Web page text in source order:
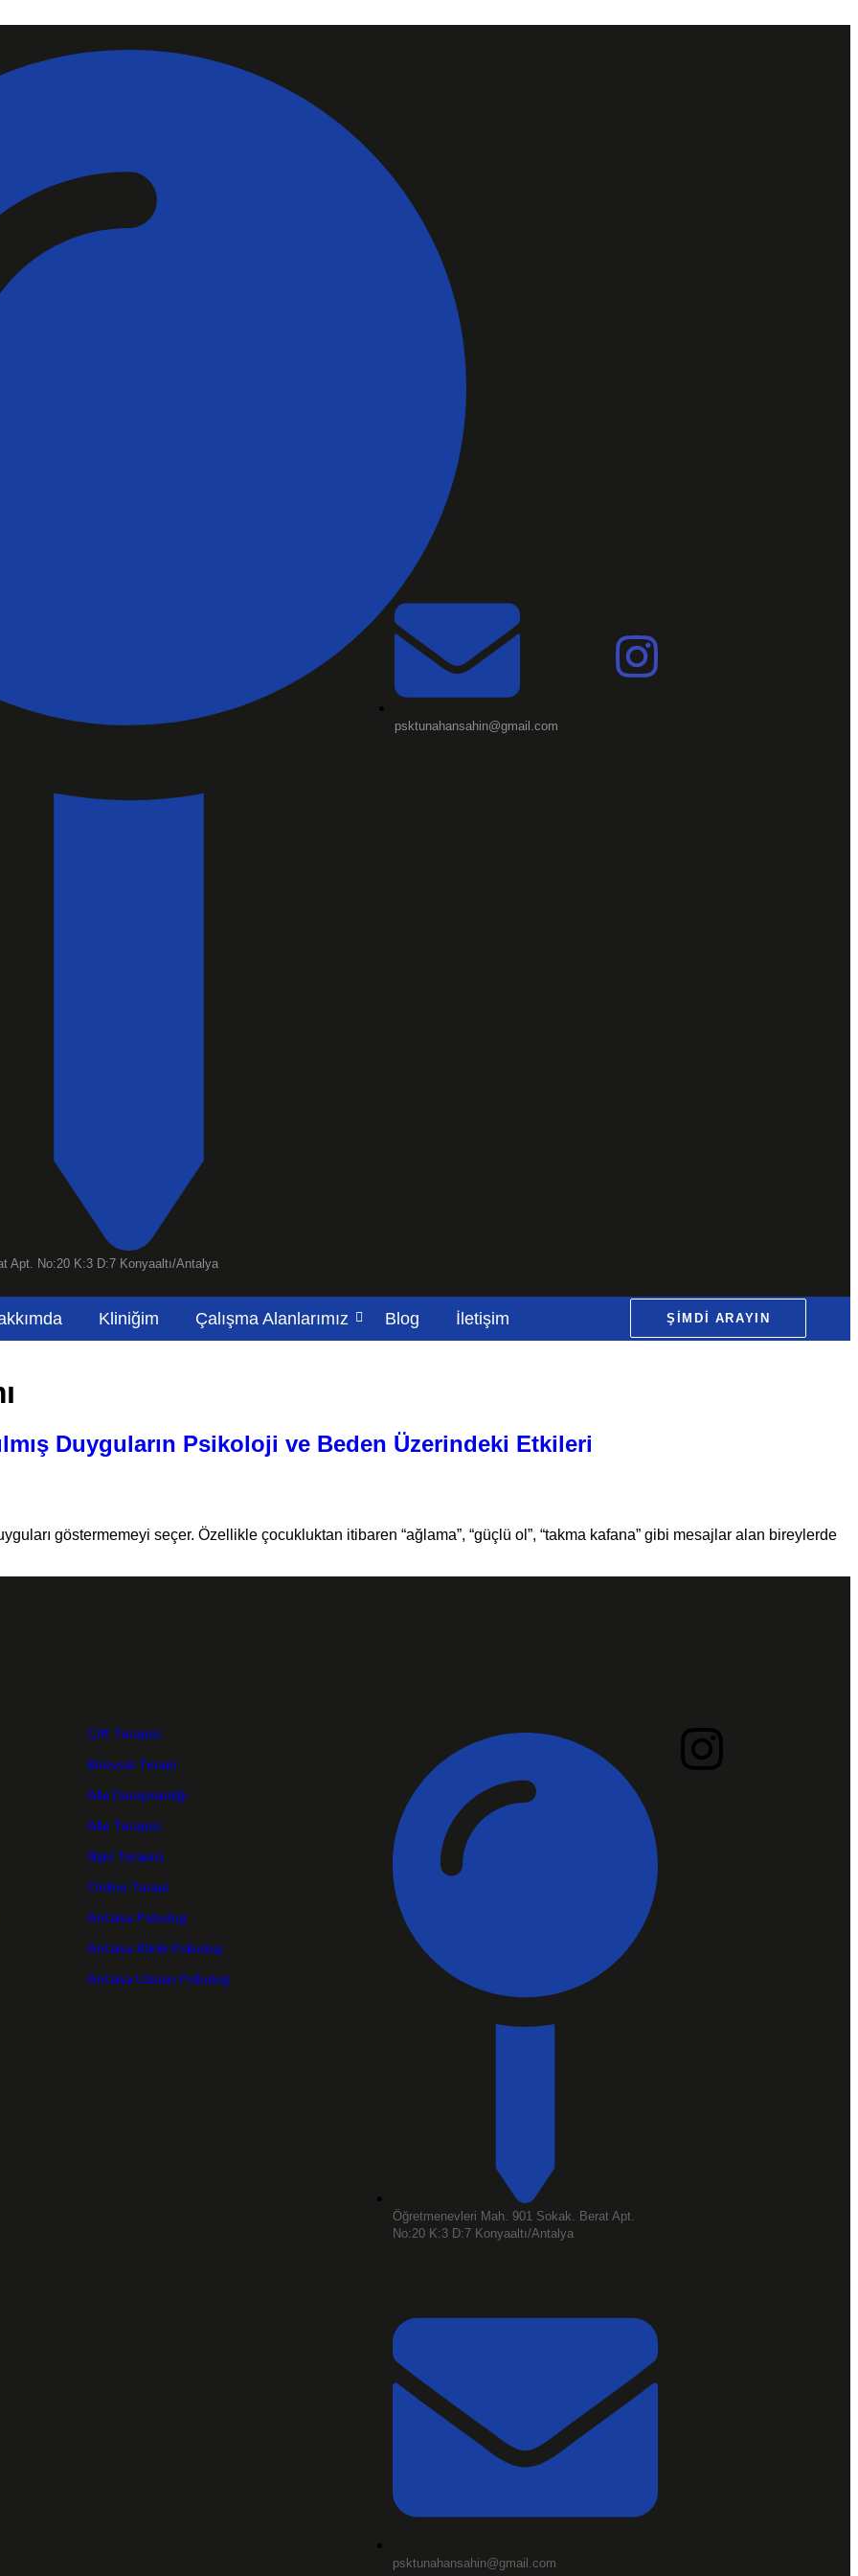
Apt. No:20 K:3 D:7 Konyaaltı/Antalya
psktunahansahin@gmail.com
Kliniğim Çalışma Alanlarımız Blog İletişim ŞIMDI ARAYIN
Duyguların Psikoloji ve Beden Üzerindeki Etkileri
göstermemeyi seçer. Özellikle çocukluktan itibaren “ağlama”, “güçlü ol”, “takma kafana” gibi mesajlar alan bireylerde
Çift Terapisi
Bireysel Terapi
Aile Danışmanlığı
Aile Terapisi
İlişki Terapisi
Online Terapi
Antalya Psikolog
Antalya Klinik Psikolog
Antalya Uzman Psikolog
Öğretmenevleri Mah. 901 Sokak. Berat Apt.
No:20 K:3 D:7 Konyaaltı/Antalya
psktunahansahin@gmail.com